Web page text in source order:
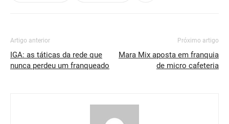
Artigo anterior
IGA: as táticas da rede que
nunca perdeu um franqueado
Próximo artigo
Mara Mix aposta em franquia
de micro cafeteria